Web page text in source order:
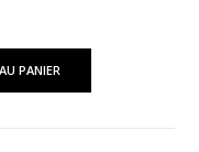
PANIER